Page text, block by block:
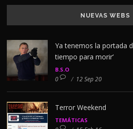
NUEVAS WEBS
Ya tenemos la portada
tiempo para morir’
B.S.O
0 / 12 Sep 20
Terror Weekend
TEMÁTICAS